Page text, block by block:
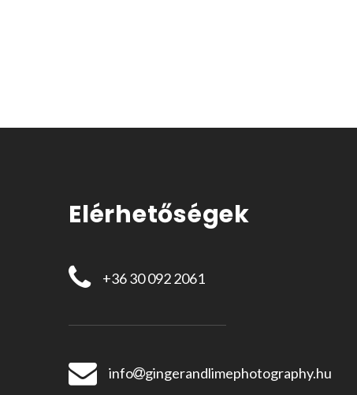
Elérhetőségek
+36 30 092 2061
info gingerandlimephotography.hu